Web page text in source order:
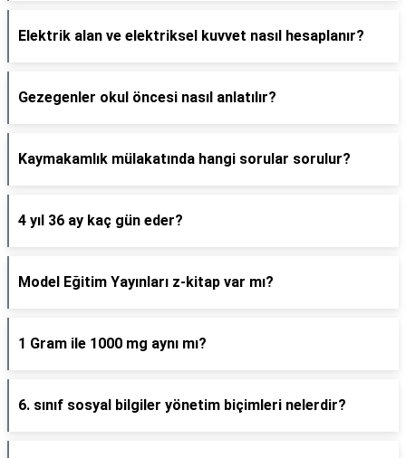
Elektrik alan ve elektriksel kuvvet nasıl hesaplanır?
Gezegenler okul öncesi nasıl anlatılır?
Kaymakamlık mülakatında hangi sorular sorulur?
4 yıl 36 ay kaç gün eder?
Model Eğitim Yayınları z-kitap var mı?
1 Gram ile 1000 mg aynı mı?
6. sınıf sosyal bilgiler yönetim biçimleri nelerdir?